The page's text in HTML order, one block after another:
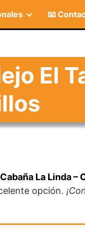
📧
El
La Linda –
opción.